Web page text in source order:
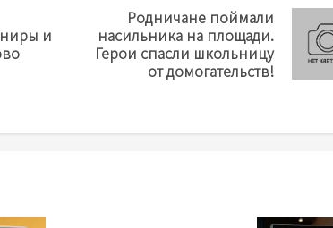
Предыдущая
новость
и
Next
post:
Родничане поймали
насильника на площади.
Герои спасли школьницу
от домогательств!